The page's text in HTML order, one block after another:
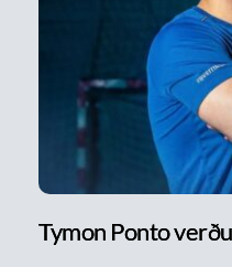
Tymon Ponto